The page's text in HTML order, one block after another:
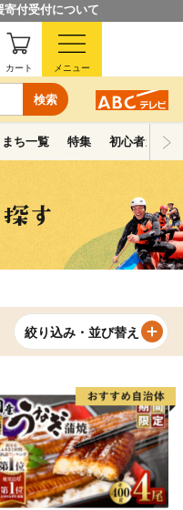
付受付について
検索
カート メニュー
まち一覧 特集 初心者ガイド
絞り込み・並び替え